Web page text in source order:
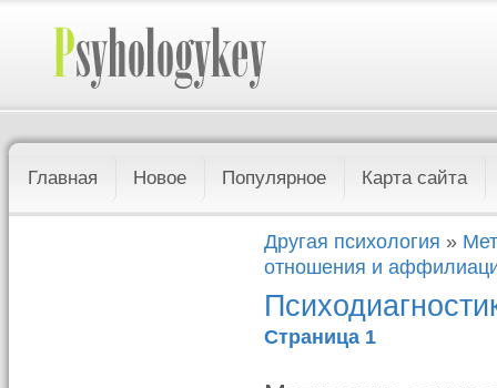
Главная Новое Популярное Карта сайта
Другая психология »
отношения и
Страница 1